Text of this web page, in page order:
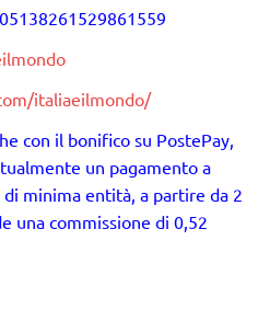
italiaeilmondo/
con il bonifico su PostePay,
un pagamento a
di minima entità, a partire da 2
una commissione di 0,52